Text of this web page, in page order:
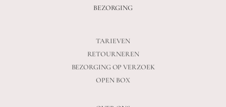
BEZORGING
TARIEVEN
RETOURNEREN
BEZORGING OP VERZOEK
OPEN BOX